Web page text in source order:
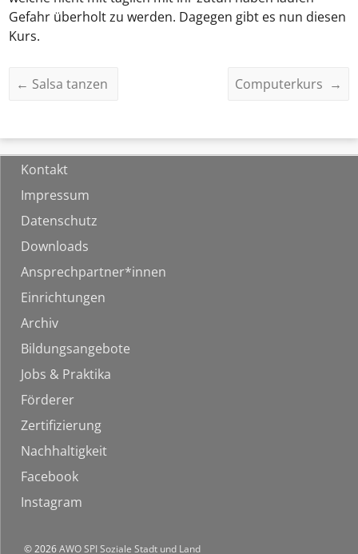
Gefahr überholt zu werden. Dagegen gibt es nun diesen
Kurs.
← Salsa tanzen Computerkurs →
Kontakt
Impressum
Datenschutz
Downloads
Ansprechpartner*innen
Einrichtungen
Archiv
Bildungsangebote
Jobs & Praktika
Förderer
Zertifizierung
Nachhaltigkeit
Facebook
Instagram
© 2026AWO SPI Soziale Stadt und Land